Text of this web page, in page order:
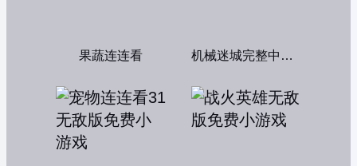
果蔬连连看 机械迷城完整中文版